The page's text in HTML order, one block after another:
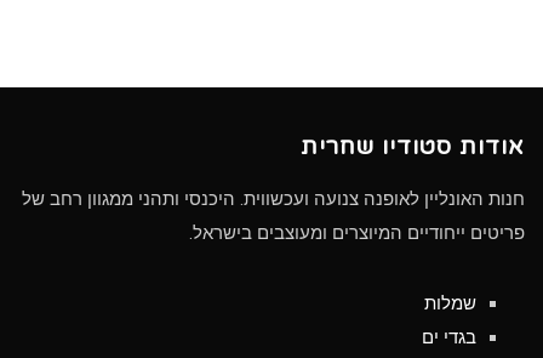
אודות סטודיו שחרית
חנות האונליין לאופנה צנועה ועכשווית. היכנסי ותהני ממגוון רחב של
פריטים ייחודיים המיוצרים ומעוצבים בישראל.
שמלות
בגדי ים